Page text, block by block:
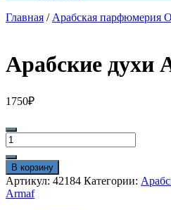
Главная / Арабская парфюмерия
Арабские духи
1750₽
Количество
товара
Арабские
духи
Armaf
Club
В корзину
Артикул: 42184 Категории:
Armaf